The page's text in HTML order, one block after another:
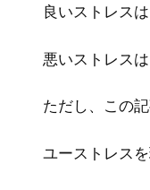
良いストレス
悪いストレス
ただし、この
ユーストレス